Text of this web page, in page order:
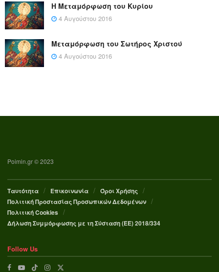
Η Μεταμόρφωση του Κυρίου
4 Αυγούστου 2016
Μεταμόρφωση του Σωτήρος Χριστού
4 Αυγούστου 2016
Poimin.gr © 2023
Ταυτότητα Επικοινωνία
Όροι Χρήσης
Πολιτική Προστασίας Προσωπικών Δεδομένων
Πολιτική Cookies
Δήλωση Συμμόρφωσης με τη Σύσταση (ΕΕ) 2018/334
Follow Us